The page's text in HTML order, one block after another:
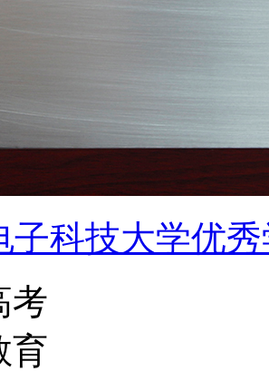
子科技大学优
考
育